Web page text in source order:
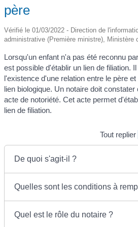
père
Vérifié le 01/03/2022 - Direction de
administrative (Première ministre), Ministère
Lorsqu'un enfant n'a pas été reconnu
est possible d'établir un lien de filiation.
l'existence d'une relation entre le père
lien biologique. Un notaire doit
acte de notoriété. Cet acte permet
lien de filiation.
Tout replier
De quoi s'agit-il ?
Quelles sont les conditions à
Quel est le rôle du notaire ?